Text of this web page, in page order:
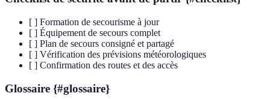
[ ] Formation de secourisme à jour
[ ] Équipement de secours complet
[ ] Plan de secours consigné et partagé
[ ] Vérification des prévisions météorologiques
[ ] Confirmation des routes et des accès
Glossaire {#glossaire}